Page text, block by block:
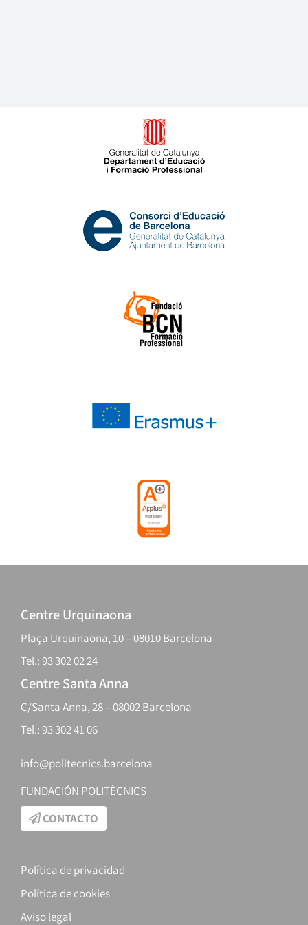
Centre Urquinaona
Plaça Urquinaona, 10 – 08010 Barcelona
Tel.: 93 302 02 24
Centre Santa Anna
C/Santa Anna, 28 – 08002 Barcelona
Tel.: 93 302 41 06
info@politecnics.barcelona
FUNDACIÓN POLITÈCNICS
CONTACTO
Política de privacidad
Política de cookies
Aviso legal